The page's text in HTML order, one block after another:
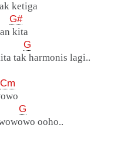
ketiga
G#
kita
G
tak harmonis lagi..
Cm
G
ooho..